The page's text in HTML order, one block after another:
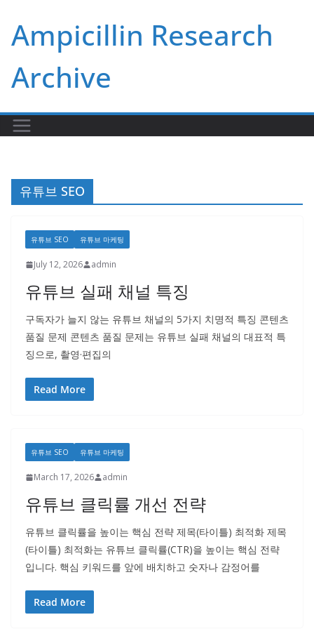
content
Ampicillin Research
Archive
유튜브 SEO
유튜브 SEO 유튜브 마케팅
July 12, 2026 admin
유튜브 실패 채널 특징
구독자가 늘지 않는 유튜브 채널의 5가지 치명적 특징 콘텐츠
품질 문제 콘텐츠 품질 문제는 유튜브 실패 채널의 대표적 특
징으로, 촬영·편집의
Read More
유튜브 SEO 유튜브 마케팅
March 17, 2026 admin
유튜브 클릭률 개선 전략
유튜브 클릭률을 높이는 핵심 전략 제목(타이틀) 최적화 제목
(타이틀) 최적화는 유튜브 클릭률(CTR)을 높이는 핵심 전략
입니다. 핵심 키워드를 앞에 배치하고 숫자나 감정어를
Read More